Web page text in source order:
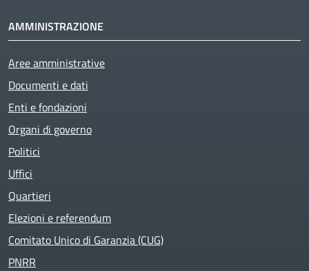
AMMINISTRAZIONE
Aree amministrative
Documenti e dati
Enti e fondazioni
Organi di governo
Politici
Uffici
Quartieri
Elezioni e referendum
Comitato Unico di Garanzia (CUG)
PNRR